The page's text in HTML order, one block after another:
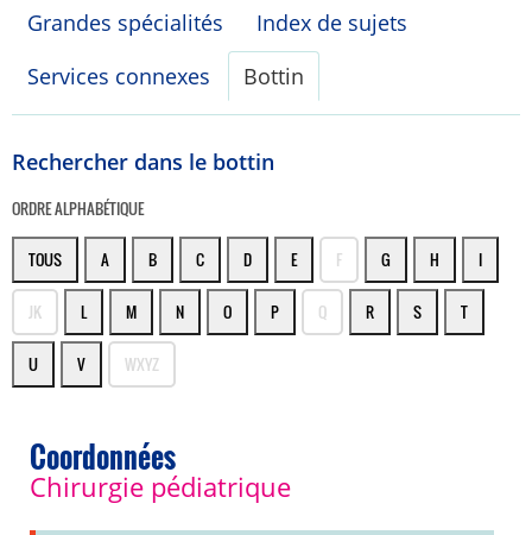
Grandes spécialités
Index de sujets
Services connexes
Bottin
Rechercher dans le bottin
ORDRE ALPHABÉTIQUE
TOUS A B C D E F G H I
JK L M N O P Q R S T
U V WXYZ
Coordonnées
Chirurgie pédiatrique